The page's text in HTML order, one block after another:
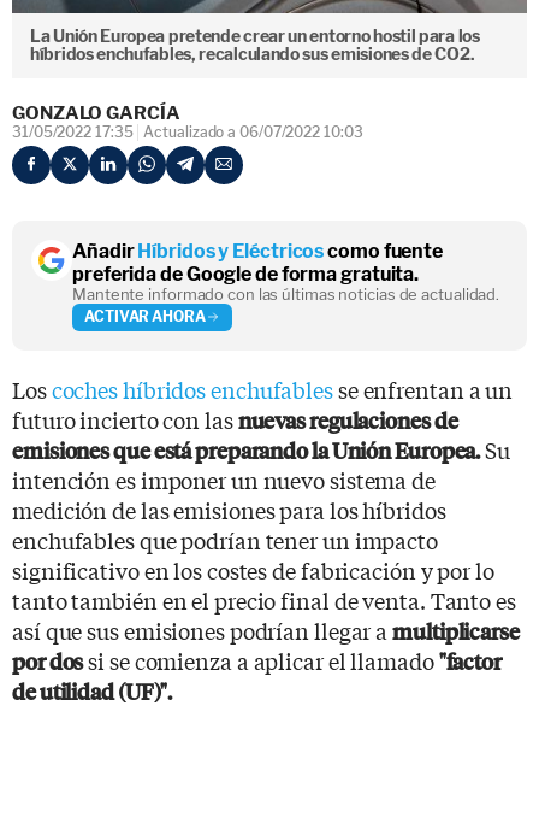
La Unión Europea pretende crear un entorno hostil para los
híbridos enchufables, recalculando sus emisiones de CO2.
GONZALO GARCÍA
31/05/2022 17:35 Actualizado a 06/07/2022 10:03
AñadirHíbridos y Eléctricoscomo fuente
preferida de Google de forma gratuita.
Mantente informado con las últimas noticias de actualidad.
ACTIVAR AHORA
Loscoches híbridos enchufablesse enfrentan a un
futuro incierto con lasnuevas regulaciones de
emisiones que está preparando la Unión Europea.Su
intención es imponer un nuevo sistema de
medición de las emisiones para los híbridos
enchufables que podrían tener un impacto
significativo en los costes de fabricación y por lo
tanto también en el precio final de venta. Tanto es
así que sus emisiones podrían llegar amultiplicarse
por dossi se comienza a aplicar el llamado"factor
de utilidad (UF)".